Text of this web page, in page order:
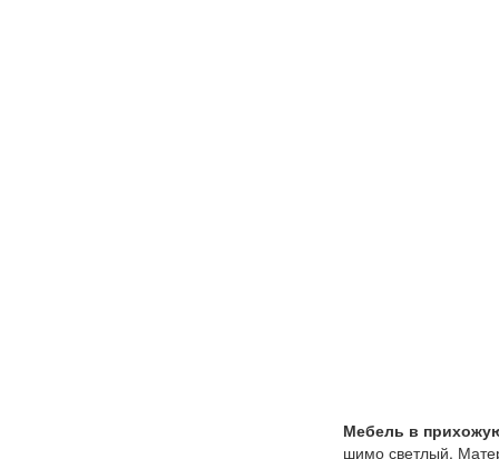
Мебель в
шимо светлый.